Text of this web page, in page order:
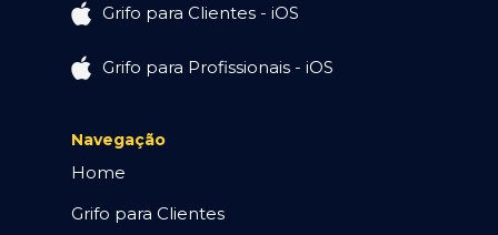
Grifo para Clientes - iOS
Grifo para Profissionais - iOS
Navegação
Home
Grifo para Clientes